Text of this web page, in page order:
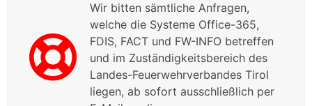
Wir bitten sämtliche Anfragen,
welche die Systeme Office-365,
FDIS, FACT und FW-INFO betreffen
und im Zuständigkeitsbereich des
Landes-Feuerwehrverbandes Tirol
liegen, ab sofort ausschließlich per